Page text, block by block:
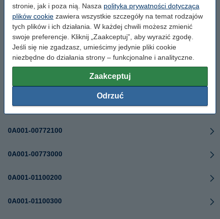
stronie, jak i poza nią. Nasza polityka prywatności dotycząca
plików cookie zawiera wszystkie szczegóły na temat rodzajów
tych plików i ich działania. W każdej chwili możesz zmienić
swoje preferencje. Kliknij „Zaakceptuj”, aby wyrazić zgodę.
Jeśli się nie zgadzasz, umieścimy jedynie pliki cookie
niezbędne do działania strony – funkcjonalne i analityczne.
Zaakceptuj
Odrzuć
0A001-00750200
0A001-00770100
0A001-00770700
0A001-00772000
0A001-00772100
0A001-00773000
0A001-01100200
0A001-01100300